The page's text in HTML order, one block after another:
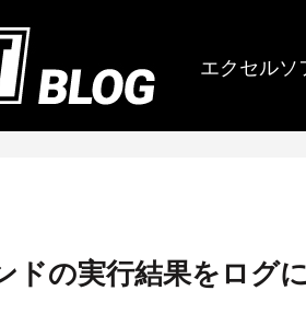
エクセル
ドの実行結果をログ